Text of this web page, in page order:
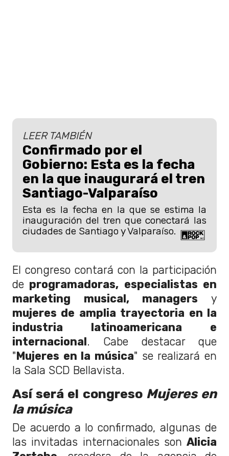
LEER TAMBIÉN
Confirmado por el
Gobierno: Esta es la fecha
en la que inaugurará el tren
Santiago-Valparaíso
Esta es la fecha en la que se estima la
inauguración del tren que conectará las
ciudades de Santiago y Valparaíso.
El congreso contará con la participación
de programadoras, especialistas en
marketing musical, managers y
mujeres de amplia trayectoria en la
industria latinoamericana e
internacional. Cabe destacar que
"Mujeres en la música" se realizará en
la Sala SCD Bellavista.
Así será el congreso Mujeres en
la música
De acuerdo a lo confirmado, algunas de
las invitadas internacionales son Alicia